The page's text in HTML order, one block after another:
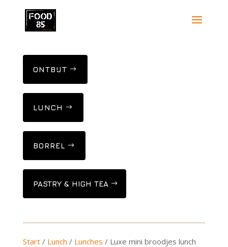
ONTBIJT
LUNCH
BORREL
PASTRY & HIGH TEA
Start/ Lunch / Lunches / Luxe mini broodjes lunch